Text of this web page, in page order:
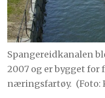
Spangereidkanalen
2007 og er bygget
næringsfartøy. (Foto: